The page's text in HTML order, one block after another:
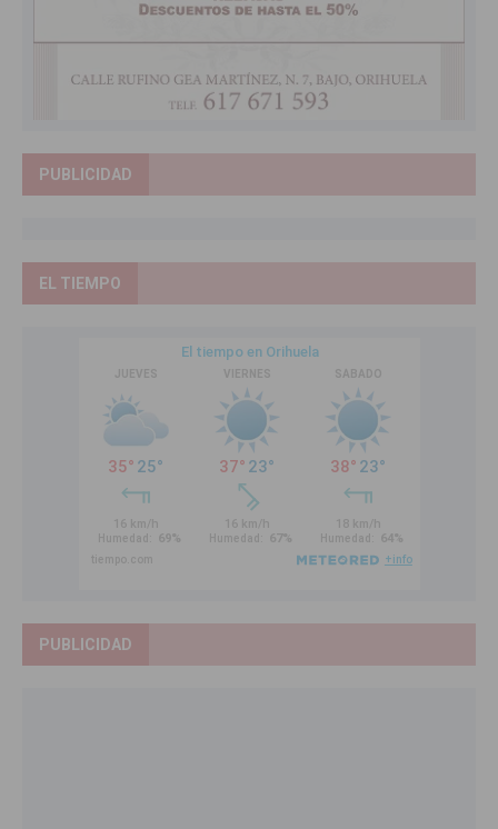
PUBLICIDAD
EL TIEMPO
PUBLICIDAD